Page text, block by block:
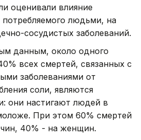
оценивали влияние
потребляемого людьми, на
сосудистых заболеваний.
данным, около одного
всех смертей, связанных с
заболеваниями от
соли, являются
они настигают людей в
При этом 60% смертей
40% - на женщин.